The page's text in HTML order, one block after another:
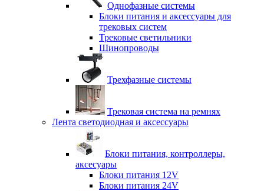
Однофазные системы
Блоки питания и аксессуары для
трековых систем
Трековые светильники
Шинопроводы
Трехфазные системы
Трековая система на ремнях
Лента светодиодная и аксессуары
Блоки питания, контроллеры,
аксесуары
Блоки питания 12V
Блоки питания 24V